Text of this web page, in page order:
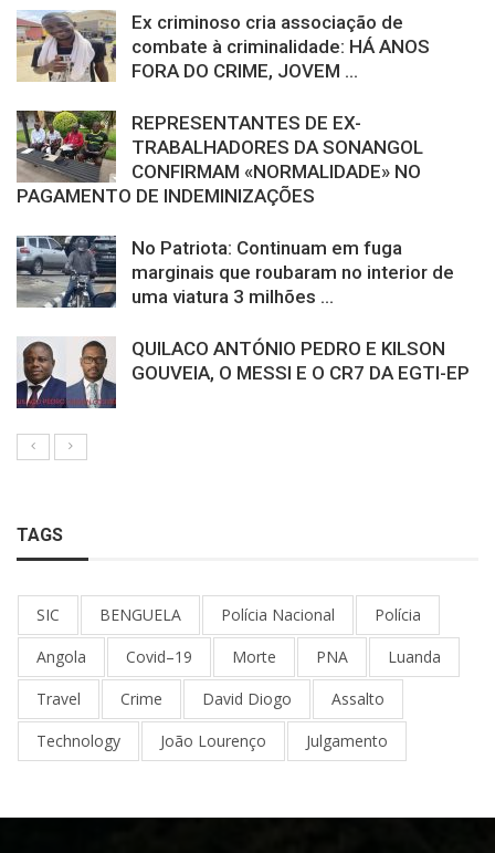
Ex criminoso cria associação de
combate à criminalidade: HÁ ANOS
FORA DO CRIME, JOVEM ...
REPRESENTANTES DE EX-
TRABALHADORES DA SONANGOL
CONFIRMAM «NORMALIDADE» NO
PAGAMENTO DE INDEMINIZAÇÕES
No Patriota: Continuam em fuga
marginais que roubaram no interior de
uma viatura 3 milhões ...
QUILACO ANTÓNIO PEDRO E KILSON
GOUVEIA, O MESSI E O CR7 DA EGTI-EP
TAGS
SIC BENGUELA Polícia Nacional
Polícia
Angola
Covid–19 Morte PNA
Luanda
Travel
Crime David Diogo
Assalto
Technology
João Lourenço Julgamento